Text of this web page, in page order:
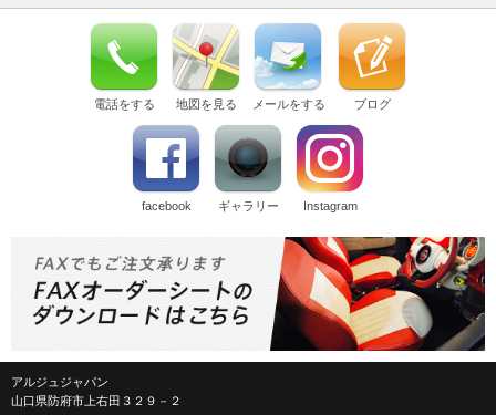
電話をする 地図を見る メールをする ブログ
facebook ギャラリー Instagram
アルジュジャパン
山口県防府市上右田３２９－２